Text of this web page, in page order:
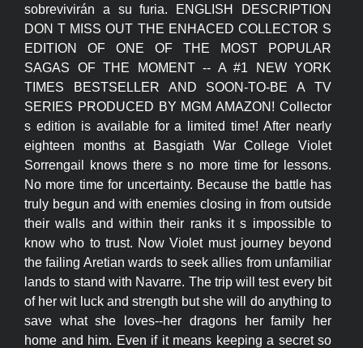
sobrevivirán a su furia. ENGLISH DESCRIPTION
DON T MISS OUT THE ENHACED COLLECTOR S
EDITION OF ONE OF THE MOST POPULAR
SAGAS OF THE MOMENT -- A #1 NEW YORK
TIMES BESTSELLER AND SOON-TO-BE A TV
SERIES PRODUCED BY MGM AMAZON! Collector
s edition is available for a limited time! After nearly
eighteen months at Basgiath War College Violet
Sorrengail knows there s no more time for lessons.
No more time for uncertainty. Because the battle has
truly begun and with enemies closing in from outside
their walls and within their ranks it s impossible to
know who to trust. Now Violet must journey beyond
the failing Aretian wards to seek allies from unfamiliar
lands to stand with Navarre. The trip will test every bit
of her wit luck and strength but she will do anything to
save what she loves--her dragons her family her
home and him. Even if it means keeping a secret so